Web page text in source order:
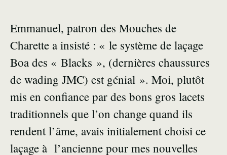
Emmanuel, patron des Mouches de
Charette a insisté : « le système de laçage
Boa des « Blacks », (dernières chaussures
de wading JMC) est génial ». Moi, plutôt
mis en confiance par des bons gros lacets
traditionnels que l’on change quand ils
rendent l’âme, avais initialement choisi ce
laçage à l’ancienne pour mes nouvelles